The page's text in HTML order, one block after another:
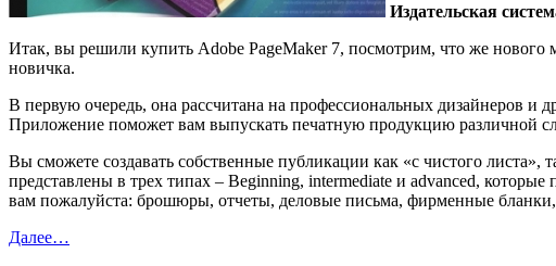
Издательская
Итак, вы решили купить Adobe PageMaker 7, посмотрим, что же нового
новичка.
В первую очередь, она рассчитана на профессиональных дизайнеров и
Приложение поможет вам выпускать печатную продукцию различной
Вы сможете создавать собственные публикации как «с чистого
представлены в трех типах – Beginning, intermediate и advanced,
вам пожалуйста: брошюры, отчеты, деловые письма, фирменные
Далее…